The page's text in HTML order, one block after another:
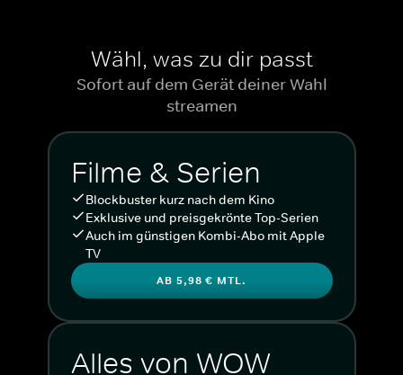
Wähl, was zu dir passt
Sofort auf dem Gerät deiner Wahl
streamen
Filme & Serien
Blockbuster kurz nach dem Kino
Exklusive und preisgekrönte Top-Serien
Auch im günstigen Kombi-Abo mit Apple
TV
AB 5,98 € MTL.
Alles von WOW